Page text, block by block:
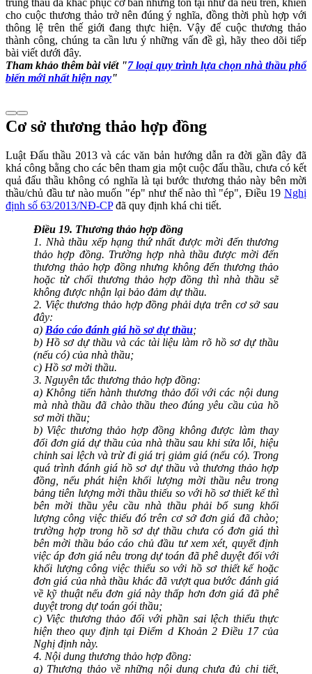
cho cuộc thương thảo trở nên đúng ý nghĩa, đồng thời phù hợp với
thông lệ trên thế giới đang thực hiện. Vậy để cuộc thương thảo
thành công, chúng ta cần lưu ý những vấn đề gì, hãy theo dõi tiếp
bài viết dưới đây.
Tham khảo thêm bài viết "7 loại quy trình lựa chọn nhà thầu phổ
biến mới nhất hiện nay"
Cơ sở thương thảo hợp đồng
Luật Đấu thầu 2013 và các văn bản hướng dẫn ra đời gần đây đã
khá công bằng cho các bên tham gia một cuộc đấu thầu, chưa có kết
quả đấu thầu không có nghĩa là tại bước thương thảo này bên mời
thầu/chủ đầu tư nào muốn "ép" như thế nào thì "ép", Điều 19 Nghị
định số 63/2013/NĐ-CPđã quy định khá chi tiết.
Điều 19. Thương thảo hợp đồng
1. Nhà thầu xếp hạng thứ nhất được mời đến thương
thảo hợp đồng. Trường hợp nhà thầu được mời đến
thương thảo hợp đồng nhưng không đến thương thảo
hoặc từ chối thương thảo hợp đồng thì nhà thầu sẽ
không được nhận lại bảo đảm dự thầu.
2. Việc thương thảo hợp đồng phải dựa trên cơ sở sau
đây:
a) Báo cáo đánh giá hồ sơ dự thầu;
b) Hồ sơ dự thầu và các tài liệu làm rõ hồ sơ dự thầu
(nếu có) của nhà thầu;
c) Hồ sơ mời thầu.
3. Nguyên tắc thương thảo hợp đồng:
a) Không tiến hành thương thảo đối với các nội dung
mà nhà thầu đã chào thầu theo đúng yêu cầu của hồ
sơ mời thầu;
b) Việc thương thảo hợp đồng không được làm thay
đổi đơn giá dự thầu của nhà thầu sau khi sửa lỗi, hiệu
chỉnh sai lệch và trừ đi giá trị giảm giá (nếu có). Trong
quá trình đánh giá hồ sơ dự thầu và thương thảo hợp
đồng, nếu phát hiện khối lượng mời thầu nêu trong
bảng tiên lượng mời thầu thiếu so với hồ sơ thiết kế thì
bên mời thầu yêu cầu nhà thầu phải bổ sung khối
lượng công việc thiếu đó trên cơ sở đơn giá đã chào;
trường hợp trong hồ sơ dự thầu chưa có đơn giá thì
bên mời thầu báo cáo chủ đầu tư xem xét, quyết định
việc áp đơn giá nêu trong dự toán đã phê duyệt đối với
khối lượng công việc thiếu so với hồ sơ thiết kế hoặc
đơn giá của nhà thầu khác đã vượt qua bước đánh giá
về kỹ thuật nếu đơn giá này thấp hơn đơn giá đã phê
duyệt trong dự toán gói thầu;
c) Việc thương thảo đối với phần sai lệch thiếu thực
hiện theo quy định tại Điểm d Khoản 2 Điều 17 của
Nghị định này.
4. Nội dung thương thảo hợp đồng:
a) Thương thảo về những nội dung chưa đủ chi tiết,